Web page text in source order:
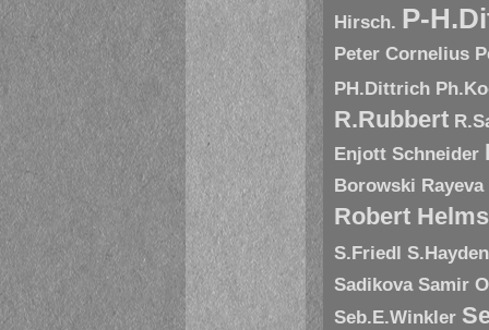
Hirsch. P-
Peter Cornelius
PH.Dittrich
R.Rubbert
Enjott Schneider
Borowski Rayeva
Robert
S.Friedl S.Hayden
Sadikova Samir
Seb.E.Winkler